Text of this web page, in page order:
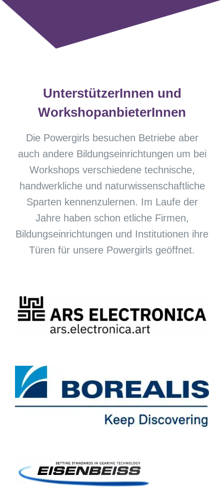
UnterstützerInnen und
WorkshopanbieterInnen
Die Powergirls besuchen Betriebe aber
auch andere Bildungseinrichtungen um bei
Workshops verschiedene technische,
handwerkliche und naturwissenschaftliche
Sparten kennenzulernen. Im Laufe der
Jahre haben schon etliche Firmen,
Bildungseinrichtungen und Institutionen ihre
Türen für unsere Powergirls geöffnet.